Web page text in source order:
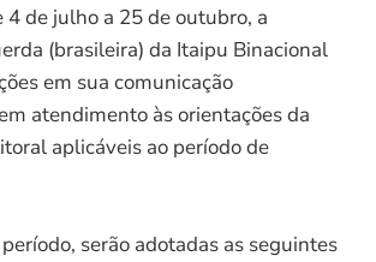
4 de julho a 25 de outubro, a
(brasileira) da Itaipu Binacional
em sua comunicação
atendimento às orientações da
aplicáveis ao período de
serão adotadas as seguintes